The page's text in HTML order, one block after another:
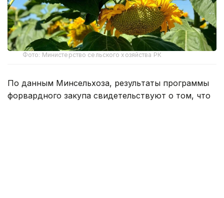
Фото: Министерство сельского хозяйства РК
По данным Минсельхоза, результаты программы
форвардного закупа свидетельствуют о том, что